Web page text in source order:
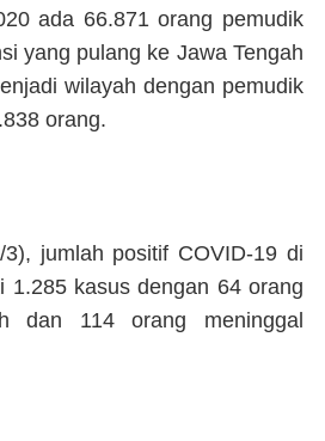
ada 66.871 orang pemudik
yang pulang ke Jawa Tengah
wilayah dengan pemudik
orang.
jumlah positif COVID-19 di
1.285 kasus dengan 64 orang
dan 114 orang meninggal